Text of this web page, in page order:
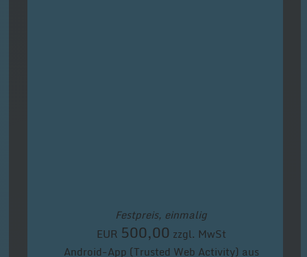
Festpreis, einmalig
EUR 500,00 zzgl. MwSt
Android-App (Trusted Web Activity) aus